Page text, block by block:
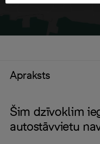
Apraksts
Šim dzīvoklim
autostāvvietu